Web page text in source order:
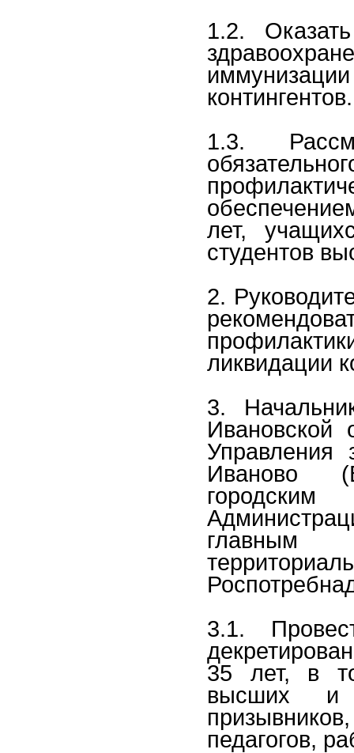
1.2.
контингентов.
1.3.
лет,
студентов
2.
ликвидации
3.
Ивановской
Управления
Иваново
главным
3.1.
35 лет, в
высших и
педагогов,